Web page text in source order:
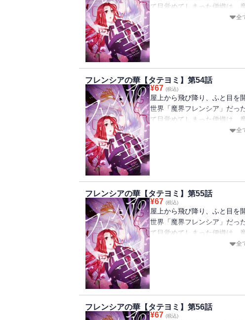
て目覚めてしまった伊織は、
め、すぐに王宮へ行くことに
全
フレンシアの華【タテヨミ】第54話
¥67 (税込)
屋上から飛び降り、ふと目を
世界「魔界フレンシア」だっ
て目覚めてしまった伊織は、
め、すぐに王宮へ行くことに
全
フレンシアの華【タテヨミ】第55話
¥67 (税込)
屋上から飛び降り、ふと目を
世界「魔界フレンシア」だっ
て目覚めてしまった伊織は、
め、すぐに王宮へ行くことに
全
フレンシアの華【タテヨミ】第56話
¥67 (税込)